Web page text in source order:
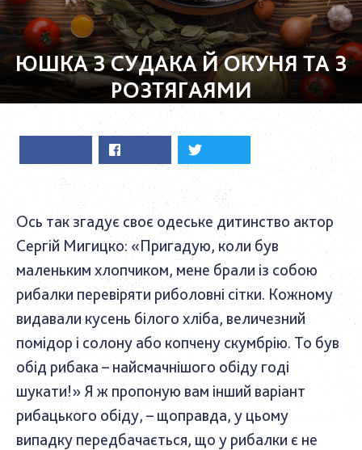
ЮШКА З СУДАКА Й ОКУНЯ ТА З
РОЗТЯГАЯМИ
Ось так згадує своє одеське дитинство актор
Сергій Мигицко: «Пригадую, коли був
маленьким хлопчиком, мене брали із собою
рибалки перевіряти риболовні сітки. Кожному
видавали кусень білого хліба, величезний
помідор і солону або копчену скумбрію. То був
обід рибака – найсмачнішого обіду годі
шукати!» Я ж пропоную вам інший варіант
рибацького обіду, – щоправда, у цьому
випадку передбачається, що у рибалки є не